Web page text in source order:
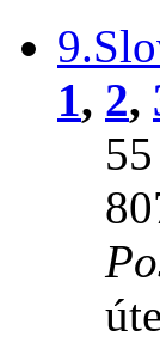
1, 2,
55